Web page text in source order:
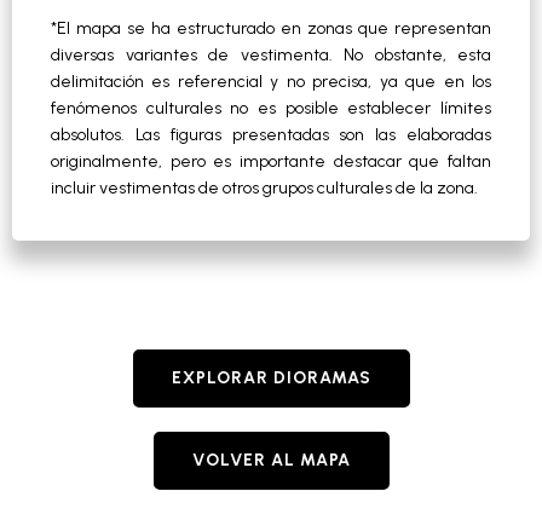
*El mapa se ha estructurado en zonas que representan
diversas variantes de vestimenta. No obstante, esta
delimitación es referencial y no precisa, ya que en los
fenómenos culturales no es posible establecer límites
absolutos. Las figuras presentadas son las elaboradas
originalmente, pero es importante destacar que faltan
incluir vestimentas de otros grupos culturales de la zona.
EXPLORAR DIORAMAS
VOLVER AL MAPA